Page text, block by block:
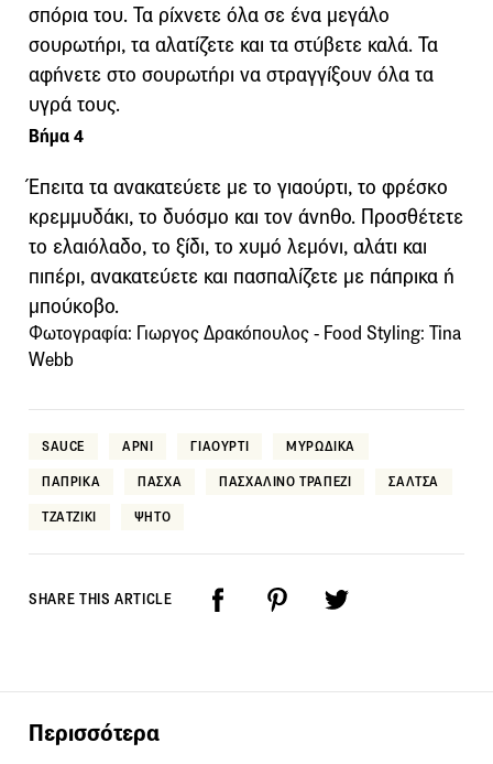
σπόρια του. Τα ρίχνετε όλα σε ένα μεγάλο
σουρωτήρι, τα αλατίζετε και τα στύβετε καλά. Τα
αφήνετε στο σουρωτήρι να στραγγίξουν όλα τα
υγρά τους.
Βήμα 4
Έπειτα τα ανακατεύετε με το γιαούρτι, το φρέσκο
κρεμμυδάκι, το δυόσμο και τον άνηθο. Προσθέτετε
το ελαιόλαδο, το ξίδι, το χυμό λεμόνι, αλάτι και
πιπέρι, ανακατεύετε και πασπαλίζετε με πάπρικα ή
μπούκοβο.
Φωτογραφία: Γιωργος Δρακόπουλος - Food Styling: Tina
Webb
SAUCE ΑΡΝΙ ΓΙΑΟΥΡΤΙ ΜΥΡΩΔΙΚΑ
ΠΑΠΡΙΚΑ ΠΑΣΧΑ ΠΑΣΧΑΛΙΝΟ ΤΡΑΠΕΖΙ ΣΑΛΤΣΑ
ΤΖΑΤΖΙΚΙ ΨΗΤΟ
SHARE THIS ARTICLE
Περισσότερα